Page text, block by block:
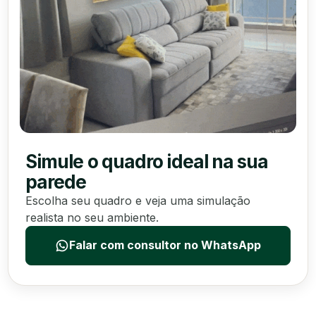
Simule o quadro ideal na sua
parede
Escolha seu quadro e veja uma simulação
realista no seu ambiente.
Falar com consultor no WhatsApp